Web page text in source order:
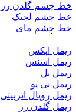
خط چشم گلدن رز
خط چشم لچیک
خط چشم مای
ریمل اپکس
ریمل اسنس
ریمل بل
ریمل بی یو
ریمل رویال اترنیتی
ریمل گلدن رز